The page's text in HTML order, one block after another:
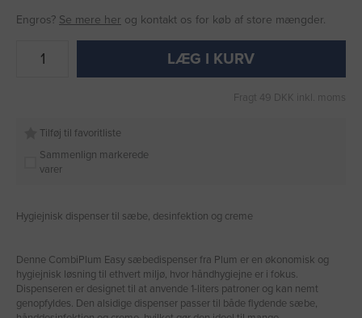
Engros? Se mere her og kontakt os for køb af store mængder.
LÆG I KURV
Fragt 49 DKK inkl. moms
Tilføj til favoritliste
Sammenlign markerede
varer
Hygiejnisk dispenser til sæbe, desinfektion og creme
Denne CombiPlum Easy sæbedispenser fra Plum er en økonomisk og
hygiejnisk løsning til ethvert miljø, hvor håndhygiejne er i fokus.
Dispenseren er designet til at anvende 1-liters patroner og kan nemt
genopfyldes. Den alsidige dispenser passer til både flydende sæbe,